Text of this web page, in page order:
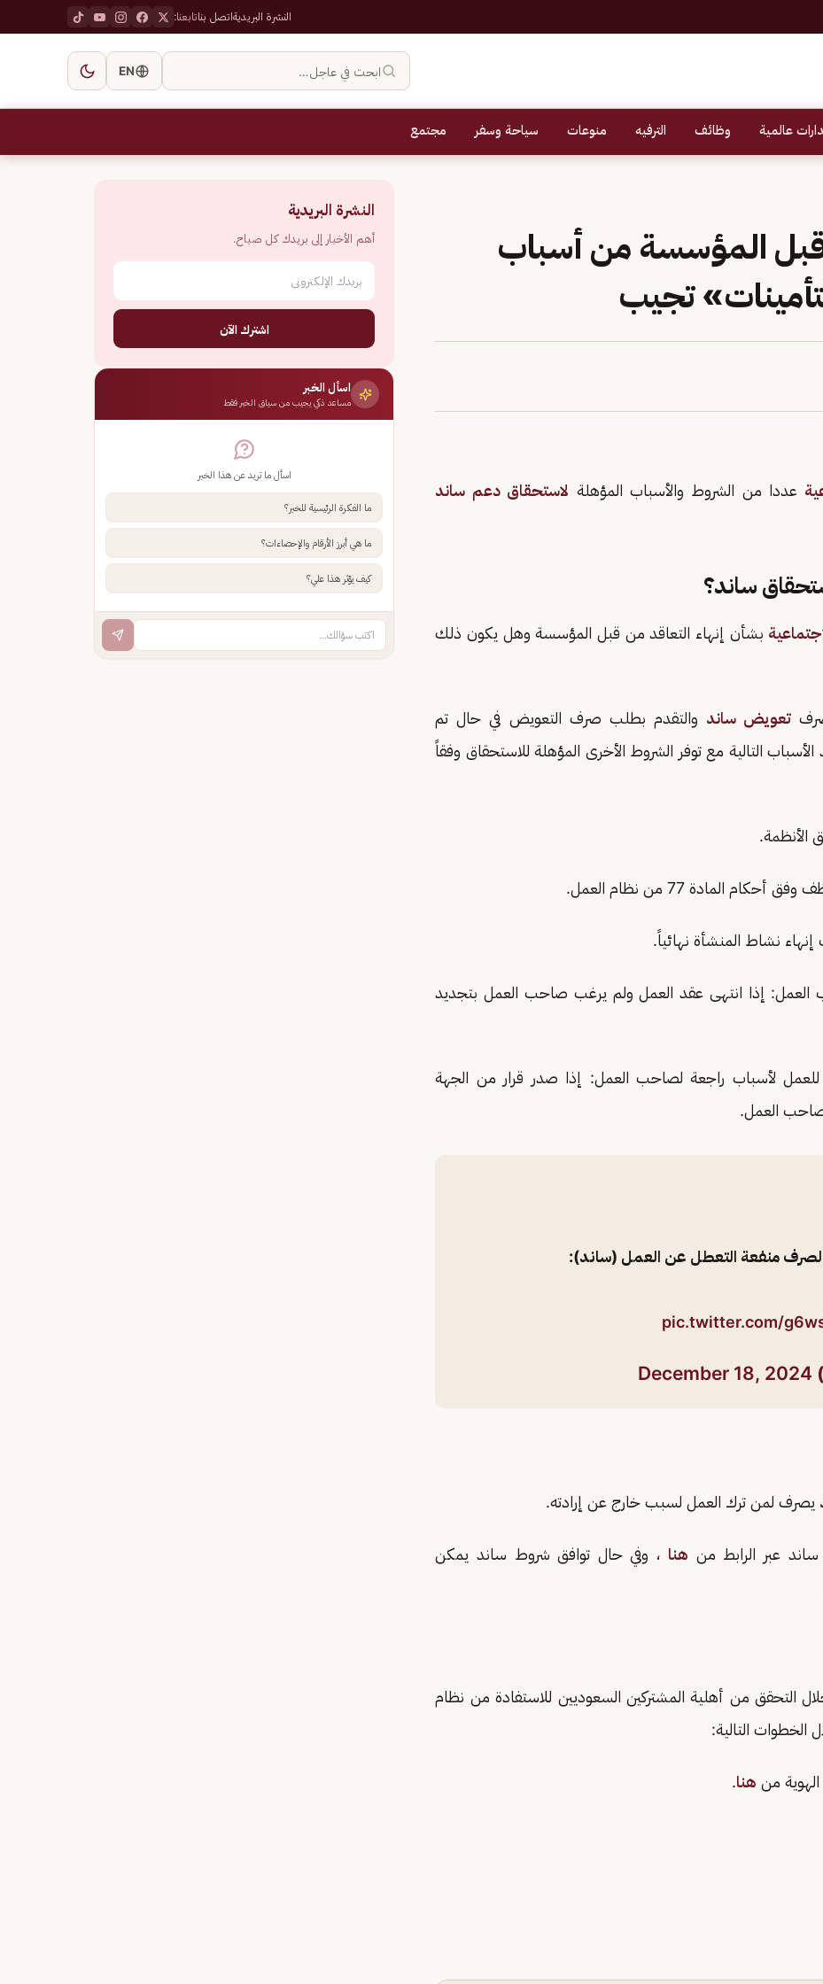
النشرة البريديةاتصل بناتابعنا:
ابحث في عاجل… EN
عالمية وظائف الترفيه منوعات سياحة وسفر مجتمع
قبل المؤسسة من أسباب
تجيب
عددا من الشروط والأسباب المؤهلة لاستحقاق دعم ساند
ساند؟
بشأن إنهاء التعاقد من قبل المؤسسة وهل يكون ذلك
صرفتعويض ساند والتقدم بطلب صرف التعويض في حال تم
التالية مع توفر الشروط الأخرى المؤهلة للاستحقاق وفقاً
الأنظمة.
نشاط المنشأة نهائياً.
العمل: إذا انتهى عقد العمل ولم يرغب صاحب العمل بتجديد
للعمل لأسباب راجعة لصاحب العمل: إذا صدر قرار من الجهة
العمل.
لصرف منفعة التعطل عن العمل (ساند):
pic.twitter.com/
December 18, 2024
يصرف لمن ترك العمل لسبب خارج عن إرادته.
عبر الرابط من هنا ، وفي حال توافق شروط ساند يمكن
التحقق من أهلية المشتركين السعوديين للاستفادة من نظام
التالية:
من هنا.
النشرة البريدية
أهم الأخبار إلى بريدك كل صباح.
اشترك الآن
اسأل الخبر
مساعد ذكي يجيب من سياق الخبر فقط
اسأل ما تريد عن هذا الخبر
ما الفكرة الرئيسية للخبر؟
ما هي أبرز الأرقام والإحصاءات؟
كيف يؤثر هذا علي؟